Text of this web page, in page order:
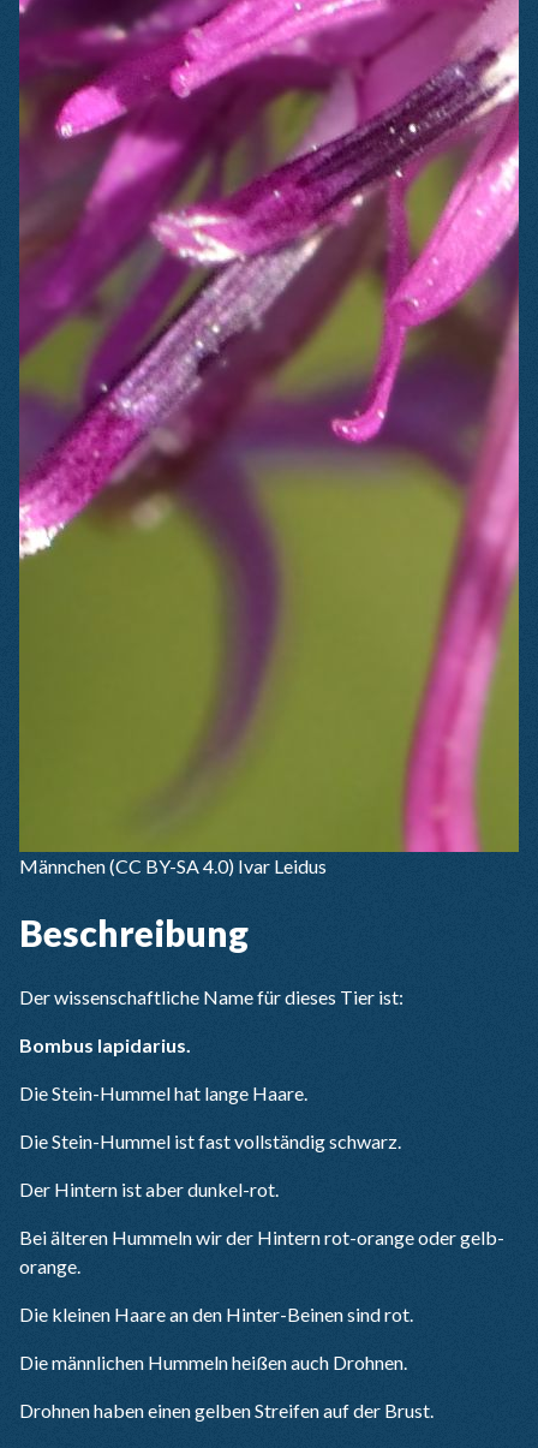
Männchen(CC BY-SA 4.0) Ivar Leidus
Beschreibung
Der wissenschaftliche Name für dieses Tier ist:
Bombus lapidarius.
Die Stein-Hummel hat lange Haare.
Die Stein-Hummel ist fast vollständig schwarz.
Der Hintern ist aber dunkel-rot.
Bei älteren Hummeln wir der Hintern rot-orange oder gelb-
orange.
Die kleinen Haare an den Hinter-Beinen sind rot.
Die männlichen Hummeln heißen auch Drohnen.
Drohnen haben einen gelben Streifen auf der Brust.